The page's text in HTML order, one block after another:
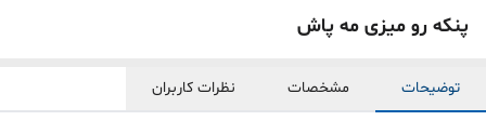
پنکه رو میزی مه پاش
توضیحات مشخصات نظرات کاربران